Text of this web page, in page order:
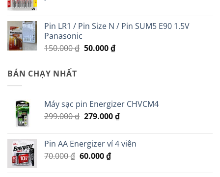
Pin LR1 / Pin Size N / Pin SUM5 E90 1.5V
Panasonic
150.000₫ Giá
50.000₫Giá
BÁN CHẠY NHẤT
Máy sạc pin Energizer CHVCM4
299.000₫ Giá
299.000 ₫.
279.000₫Giá
là:
Pin AA Energizer vỉ 4 viên
70.000₫ Giá
60.000₫Giá